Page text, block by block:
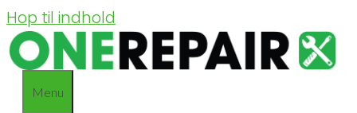
Hop til indhold
Menu